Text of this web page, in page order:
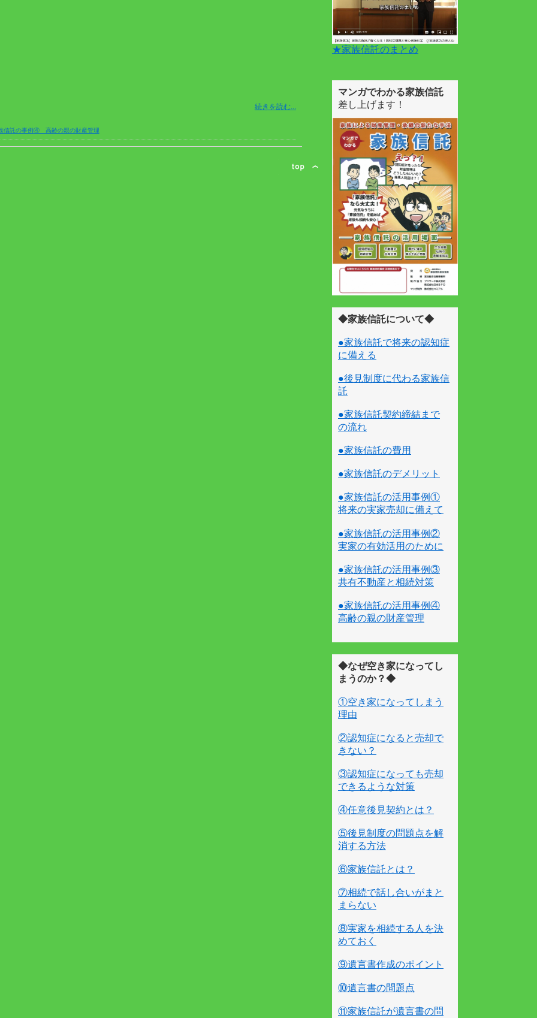
続きを読む...
信託の事例④ 高齢の親の財産管理
★家族信託のまとめ
マンガでわかる家族信託
差し上げます！
◆家族信託について◆
●家族信託で将来の認知症
に備える
●後見制度に代わる家族信
託
●家族信託契約締結まで
の流れ
●家族信託の費用
●家族信託のデメリット
●家族信託の活用事例①
将来の実家売却に備えて
●家族信託の活用事例②
実家の有効活用のために
●家族信託の活用事例③
共有不動産と相続対策
●家族信託の活用事例④
高齢の親の財産管理
◆なぜ空き家になってし
まうのか？◆
①空き家になってしまう
理由
②認知症になると売却で
きない？
③認知症になっても売却
できるような対策
④任意後見契約とは？
⑤後見制度の問題点を解
消する方法
⑥家族信託とは？
⑦相続で話し合いがまと
まらない
⑧実家を相続する人を決
めておく
⑨遺言書作成のポイント
⑩遺言書の問題点
⑪家族信託が遺言書の問